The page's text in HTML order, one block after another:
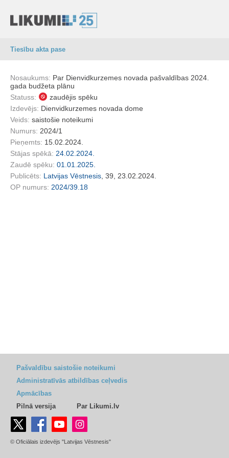
Tiesību akta pase
Nosaukums: Par Dienvidkurzemes novada pašvaldības 2024.
gada budžeta plānu
Statuss:
zaudējis spēku
Izdevējs: Dienvidkurzemes novada dome
Veids: saistošie noteikumi
Numurs: 2024/1
Pieņemts: 15.02.2024.
Stājas spēkā: 24.02.2024.
Zaudē spēku: 01.01.2025.
Publicēts: Latvijas Vēstnesis , 39, 23.02.2024.
OP numurs: 2024/39.18
Pašvaldību saistošie noteikumi
Administratīvās atbildības ceļvedis
Apmācības
Pilnā versija
Par Likumi.lv
© Oficiālais izdevējs "Latvijas Vēstnesis"